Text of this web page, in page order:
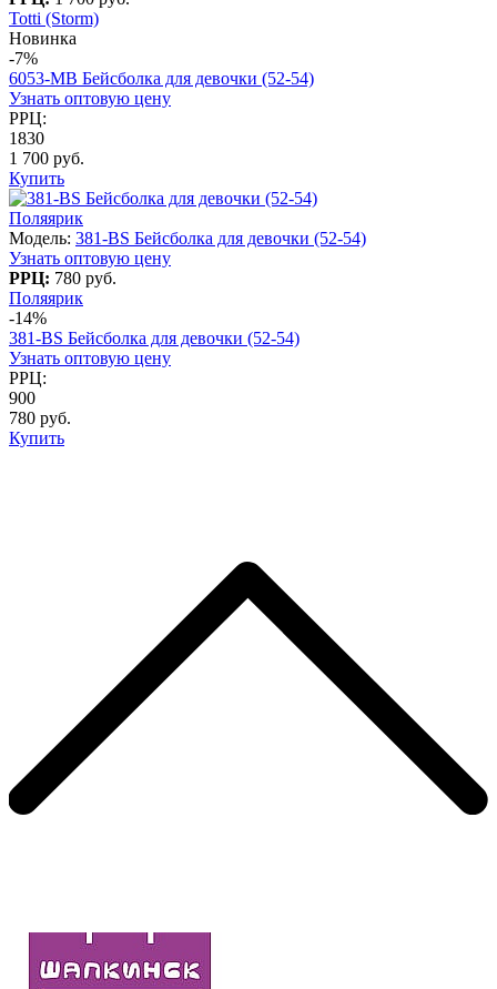
Totti (Storm)
Новинка
-7%
6053-МB Бейсболка для девочки (52-54)
Узнать оптовую цену
РРЦ:
1830
1 700 руб.
Купить
Поляярик
Модель: 381-BS Бейсболка для девочки (52-54)
Узнать оптовую цену
РРЦ: 780 руб.
Поляярик
-14%
381-BS Бейсболка для девочки (52-54)
Узнать оптовую цену
РРЦ:
900
780 руб.
Купить